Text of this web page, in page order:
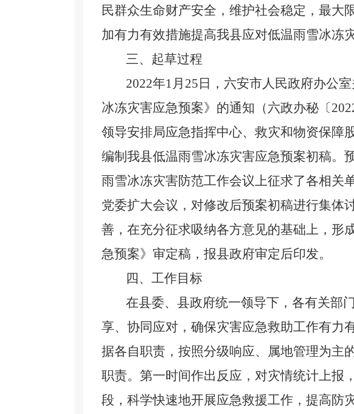
民群众生命财产安全，维护社会稳定，最大
加有力有效措施提高我县应对低温雨雪冰冻
三、起草过程
2022年1月25日，六安市人民政府办公
冰冻灾害应急预案》的通知（六政办秘〔
领导安排局应急指挥中心、救灾和物资保障
编制我县低温雨雪冰冻灾害应急预案初稿。
雨雪冰冻灾害防范工作会议上征求了各相关
党委扩大会议，对修改后预案初稿进行集体
善，在充分征求吸纳各方意见的基础上，形
急预案》审定稿，报县政府审定后印发。
四、工作目标
在县委、县政府统一领导下，各有关部
享、协同应对，确保灾害应急救助工作有力
据各自职责，按照分级响应、属地管理为主
职责。 第一时间作出反应，对灾情统计上报
段，科学快速地开展应急救援工作，提高防